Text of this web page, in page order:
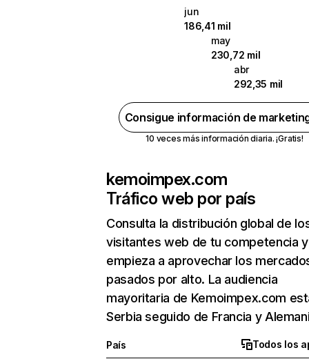
jun
186,41 mil
may
230,72 mil
abr
292,35 mil
Consigue información de
10 veces más información diaria. ¡Gratis!
kemoimpex.com
Tráfico web por país
Consulta la distribución global de
visitantes web de tu competencia y
empieza a aprovechar los
pasados por alto. La audiencia
mayoritaria de Kemoimpex.com
Serbia seguido de Francia y
País
Todos los